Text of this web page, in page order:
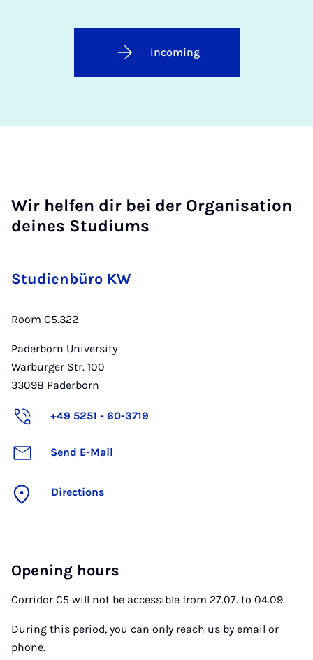
Incoming
Wir helfen dir bei der Organisation
deines Studiums
Studienbüro KW
Room C5.322
Paderborn University
Warburger Str. 100
33098 Paderborn
+49 5251 - 60-3719
Send E-Mail
Directions
Opening hours
Corridor C5 will not be accessible from 27.07. to 04.09.
During this period, you can only reach us by email or
phone.